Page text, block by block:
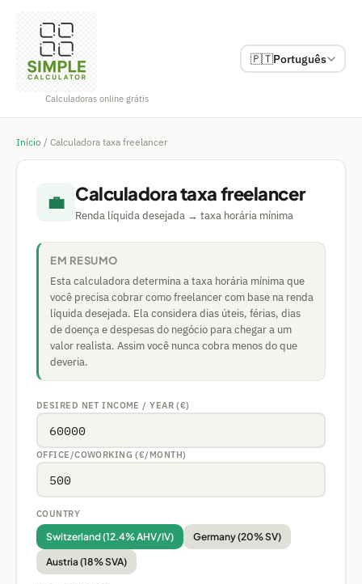
Calculadoras online grátis
🇵🇹Português
Início / Calculadora taxa freelancer
💼 Calculadora taxa freelancer
Renda líquida desejada → taxa horária mínima
EM RESUMO
Esta calculadora determina a taxa horária mínima que
você precisa cobrar como freelancer com base na renda
líquida desejada. Ela considera dias úteis, férias, dias
de doença e despesas do negócio para chegar a um
valor realista. Assim você nunca cobra menos do que
deveria.
DESIRED NET INCOME / YEAR (€)
OFFICE/COWORKING (€/MONTH)
COUNTRY
Switzerland (12.4% AHV/IV) Germany (20% SV)
Austria (18% SVA)